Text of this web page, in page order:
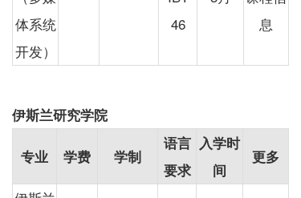
体系统
开发）
46
息
伊斯兰研究学院
专业 学费 学制
语言
要求
入学时
间
更多